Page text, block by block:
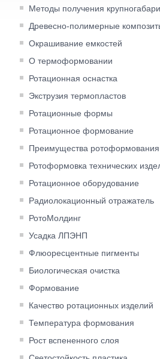
Методы получения
Древесно-полимерные
Окрашивание емкостей
О термоформовании
Ротационная оснастка
Экструзия термопластов
Ротационные формы
Ротационное формование
Преимущества ротоформования
Ротоформовка технических
Ротационное оборудование
Радиолокационный отражатель
РотоМолдинг
Усадка ЛПЭНП
Флюоресцентные пигменты
Биологическая очистка
Формование
Качество ротационных изделий
Температура формования
Рост вспененного слоя